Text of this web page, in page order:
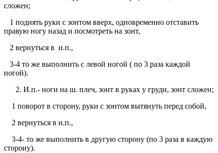
сложен;
1 поднять руки с зонтом вверх, одновременно отставить
правую ногу назад и посмотреть на зонт,
2 вернуться в и.п.,
3-4 то же выполнить с левой ногой ( по 3 раза каждой
ногой).
И.п.- ноги на ш. плеч, зонт в руках у груди, зонт сложен;
1 поворот в сторону, руки с зонтом вытянуть перед собой,
2 вернуться в и.п.,
3-4- то же выполнить в другую сторону (по 3 раза в каждую
сторону).